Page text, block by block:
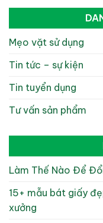
Mẹo vặt sử dụng
Tin tức – sự kiện
Tin tuyển dụng
Tư vấn sản phẩm
Làm Thế Nào Để
15+ mẫu bát giấy
xưởng